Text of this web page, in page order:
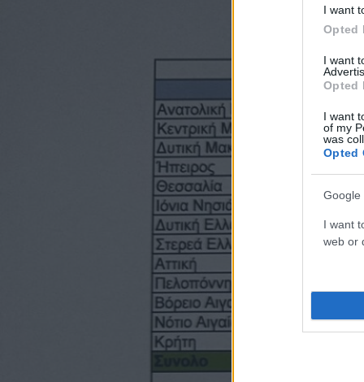
I want
Opted
I want
Opted
I want
of my
was
Opted
Google
I want
web or